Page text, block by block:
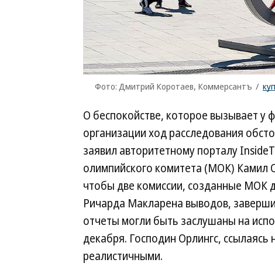
Фото: Дмитрий Коротаев, Коммерсантъ /
О беспокойстве, которое вызывает у
организации ход расследования
заявил авторитетному порталу
олимпийского комитета (МОК) Камил
чтобы две комиссии, созданные МОК
Ричарда Макларена выводов,
отчеты могли быть заслушаны на
декабря. Господин Орлингс,
реалистичными.